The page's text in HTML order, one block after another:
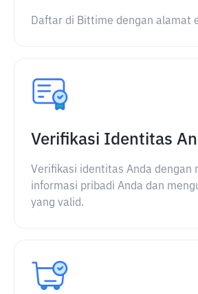
Daftar di Bittime dengan alamat
Verifikasi Identitas
Verifikasi identitas Anda dengan
informasi pribadi Anda dan
yang valid.